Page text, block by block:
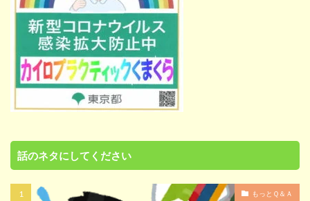
話のネタにしてください
もっとＱ＆Ａ